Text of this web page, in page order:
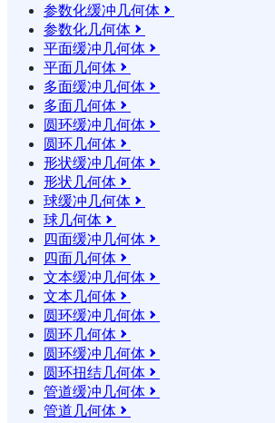
参数化缓冲几何体 
参数化几何体 
平面缓冲几何体 
平面几何体 
多面缓冲几何体 
多面几何体 
圆环缓冲几何体 
圆环几何体 
形状缓冲几何体 
形状几何体 
球缓冲几何体 
球几何体 
四面缓冲几何体 
四面几何体 
文本缓冲几何体 
文本几何体 
圆环缓冲几何体 
圆环几何体 
圆环缓冲几何体 
圆环扭结几何体 
管道缓冲几何体 
管道几何体 